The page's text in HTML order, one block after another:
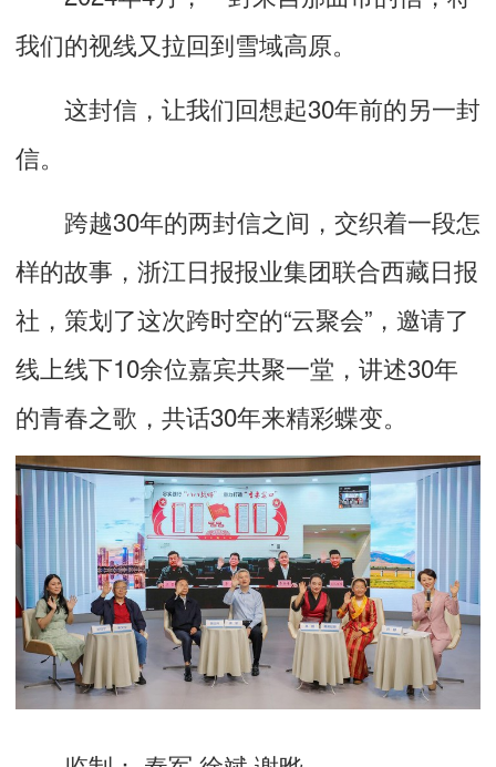
我们的视线又拉回到雪域高原。
这封信，让我们回想起30年前的另一封
信。
跨越30年的两封信之间，交织着一段怎
样的故事，浙江日报报业集团联合西藏日报
社，策划了这次跨时空的“云聚会”，邀请了
线上线下10余位嘉宾共聚一堂，讲述30年
的青春之歌，共话30年来精彩蝶变。